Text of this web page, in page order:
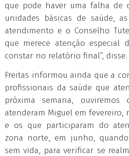
que pode haver uma falha de
unidades básicas de saúde,
atendimento e o Conselho
que merece atenção especial
constar no relatório final”, disse.
Freitas informou ainda que a
profissionais da saúde que
próxima semana, ouviremos
atenderam Miguel em fevereiro,
e os que participaram do
zona norte, em junho,
sem vida, para verificar se